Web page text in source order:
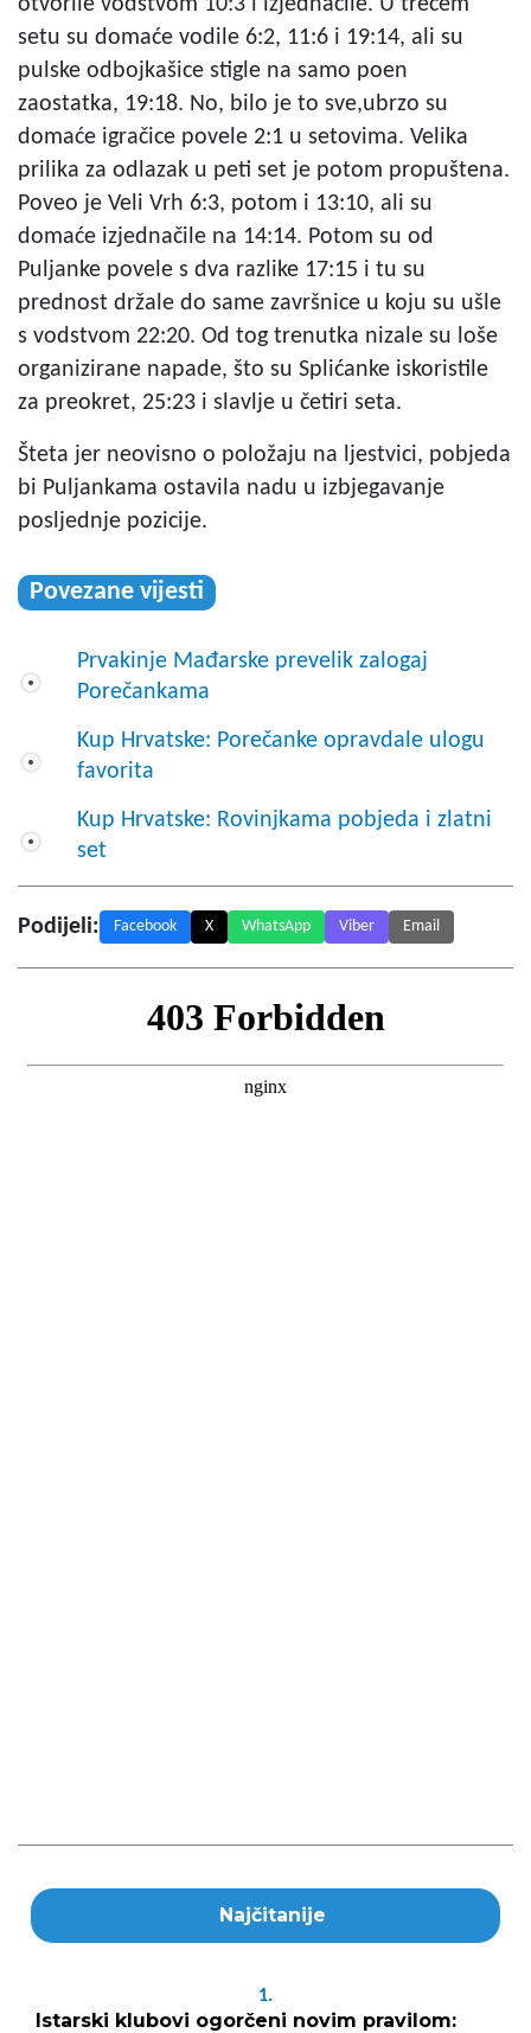
setu su domaće vodile 6:2, 11:6 i 19:14, ali su
pulske odbojkašice stigle na samo poen
zaostatka, 19:18. No, bilo je to sve,ubrzo su
domaće igračice povele 2:1 u setovima. Velika
prilika za odlazak u peti set je potom propuštena.
Poveo je Veli Vrh 6:3, potom i 13:10, ali su
domaće izjednačile na 14:14. Potom su od
Puljanke povele s dva razlike 17:15 i tu su
prednost držale do same završnice u koju su ušle
s vodstvom 22:20. Od tog trenutka nizale su loše
organizirane napade, što su Splićanke iskoristile
za preokret, 25:23 i slavlje u četiri seta.
Šteta jer neovisno o položaju na ljestvici, pobjeda
bi Puljankama ostavila nadu u izbjegavanje
posljednje pozicije.
Povezane vijesti
Prvakinje Mađarske prevelik zalogaj
Porečankama
Kup Hrvatske: Porečanke opravdale ulogu
favorita
Kup Hrvatske: Rovinjkama pobjeda i zlatni
set
Podijeli: Facebook X WhatsApp Viber Email
Najčitanije
1.
Istarski klubovi ogorčeni novim pravilom: